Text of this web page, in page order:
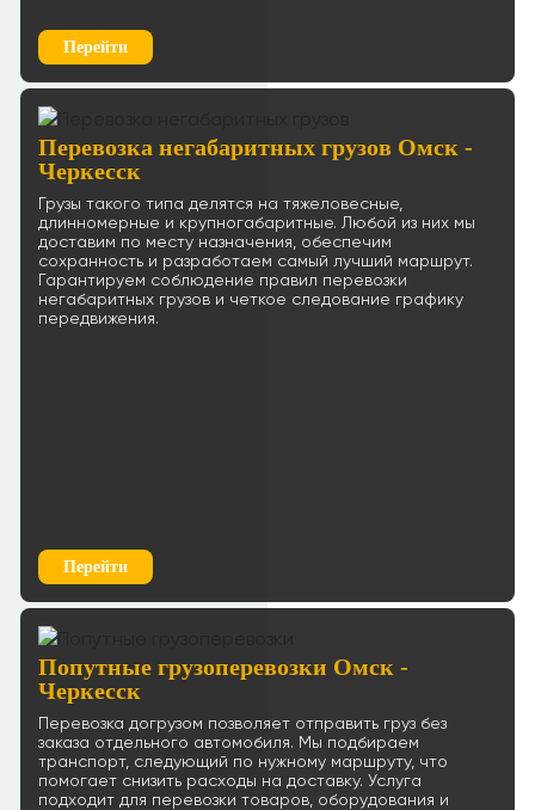
Перейти
Перевозка негабаритных грузов Омск -
Черкесск
Грузы такого типа делятся на тяжеловесные,
длинномерные и крупногабаритные. Любой из них мы
доставим по месту назначения, обеспечим
сохранность и разработаем самый лучший маршрут.
Гарантируем соблюдение правил перевозки
негабаритных грузов и четкое следование графику
передвижения.
Перейти
Попутные грузоперевозки Омск -
Черкесск
Перевозка догрузом позволяет отправить груз без
заказа отдельного автомобиля. Мы подбираем
транспорт, следующий по нужному маршруту, что
помогает снизить расходы на доставку. Услуга
подходит для перевозки товаров, оборудования и